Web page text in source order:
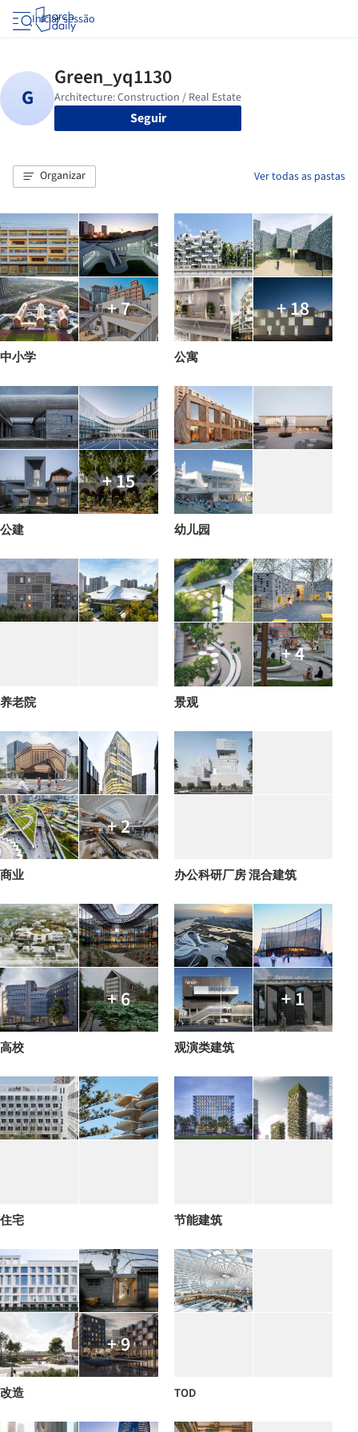
Iniciar sessão
Seguir
Organizar Ver todas as pastas
+ 7
中小学
+ 18
公寓
+ 15
公建 幼儿园
养老院
+ 4
景观
+ 2
商业 办公科研厂房 混合建筑
+ 6
高校
+ 1
观演类建筑
住宅 节能建筑
+ 9
改造 TOD